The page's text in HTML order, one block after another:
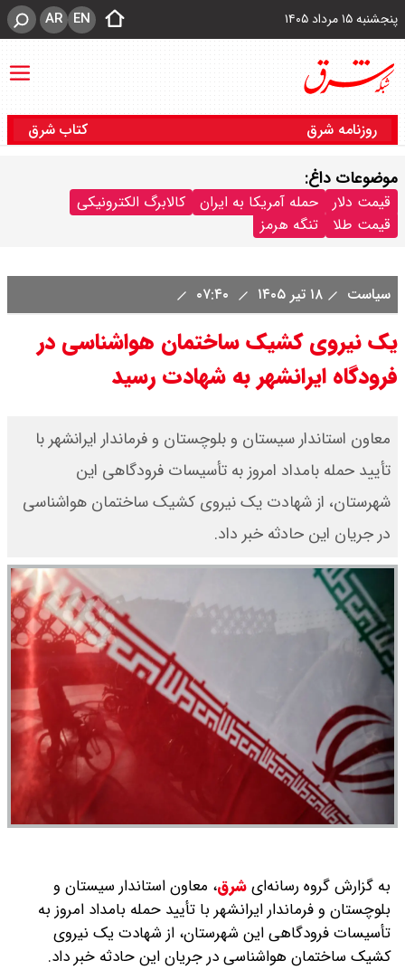
پنجشنبه ۱۵ مرداد ۱۴۰۵ EN
AR
روزنامه شرق کتاب شرق
موضوعات داغ:
قیمت دلار حمله آمریکا به ایران
کالابرگ الکترونیکی
قیمت طلا
تنگه هرمز
سیاست ۱۸ تیر ۱۴۰۵
یک نیروی کشیک ساختمان هواشناسی در
فرودگاه ایرانشهر به شهادت رسید
معاون استاندار سیستان و بلوچستان و فرماندار ایرانشهر با
تأیید حمله بامداد امروز به تأسیسات فرودگاهی این
شهرستان، از شهادت یک نیروی کشیک ساختمان هواشناسی
در جریان این حادثه خبر داد.
به گزارش گروه رسانه‌ایشرق، معاون استاندار سیستان و
بلوچستان و فرماندار ایرانشهر با تأیید حمله بامداد امروز به
تأسیسات فرودگاهی این شهرستان، از شهادت یک نیروی
کشیک ساختمان هواشناسی در جریان این حادثه خبر داد.